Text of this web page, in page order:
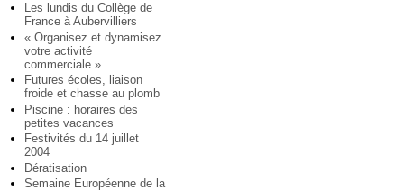
Les lundis du Collège de
France à Aubervilliers
« Organisez et dynamisez
votre activité
commerciale »
Futures écoles, liaison
froide et chasse au plomb
Piscine : horaires des
petites vacances
Festivités du 14 juillet
2004
Dératisation
Semaine Européenne de la